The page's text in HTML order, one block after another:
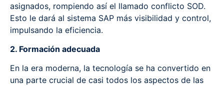
asignados, rompiendo así el llamado conflicto SOD.
Esto le dará al sistema SAP más visibilidad y control,
impulsando la eficiencia.
2. Formación adecuada
En la era moderna, la tecnología se ha convertido en
una parte crucial de casi todos los aspectos de las